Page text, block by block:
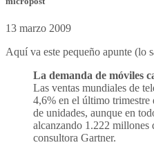
13 marzo 2009
Aquí va este pequeño apunte (lo
La demanda de móviles
Las ventas mundiales de
4,6% en el último trimestre
de unidades, aunque en
alcanzando 1.222 millones
consultora Gartner.